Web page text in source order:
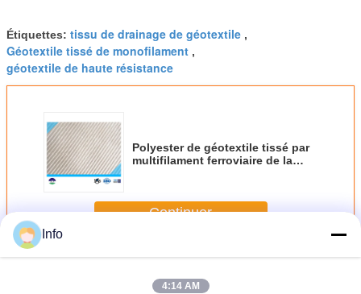
Étiquettes: tissu de drainage de géotextile ,
Géotextile tissé de monofilament ,
géotextile de haute résistance
Polyester de géotextile tissé par
multifilament ferroviaire de la
Continuer
PlusGéotextile tissé de multifilament
Info
4:14 AM